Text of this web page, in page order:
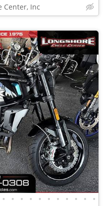
Center, Inc
• • • • • • • • • • •